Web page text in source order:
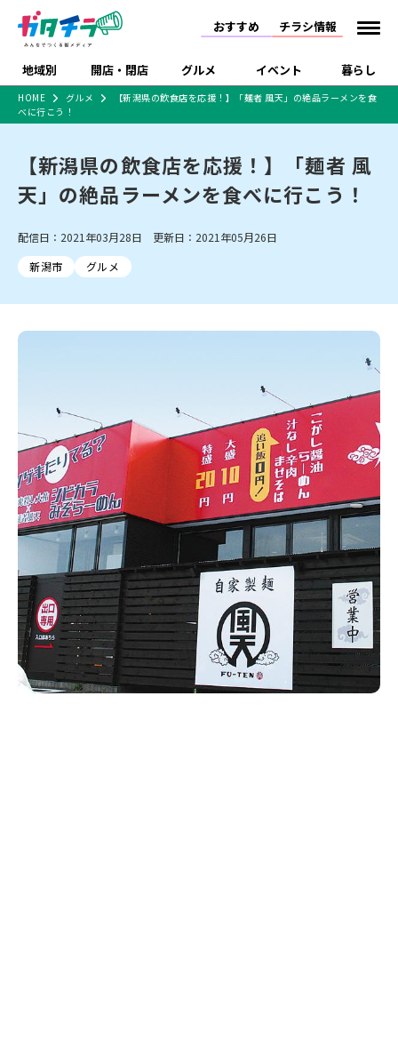
おすすめ チラシ情報
地域別 開店・閉店 グルメ イベント 暮らし
新潟市 下越
中越 上越
佐渡
新潟市南区
新潟市江南区
新潟市西蒲区
村上・関川
新発田・聖籠
胎内・粟島
三条・加茂・田上
五泉・阿賀野・阿賀
燕・弥彦
長岡・見附
小千谷・十日町・津南
魚沼・南魚沼・湯沢
柏崎・刈羽・出雲崎
上越・妙高・糸魚川
開店 閉店
リニューアル・移転 休業 開店まとめ
新潟市・開店
新潟市・閉店
ラーメン・開店
ラーメン・閉店
ラーメン 現地レポート
和食 洋食
スイーツ ランチ
カフェ
パン・ベーカリー
タレカツ・豚カツ
デカ盛り・大盛り
旨辛・激辛
定食・町定食 海鮮・鮨
そば・うどん
日本酒・新潟清酒
ワイン・クラフトビール
ケーキ・パフェ
ビアガーデン・暑気払い
忘新年会・歓送迎会
体験・販売 祭り・伝統行事
趣味・展示会 ライブ・コンサート
スポーツ
にいがた酒の陣・新潟
住宅展示場
アルビレックス
施設・ショップ
住宅メーカー・工務
店
食品メーカー・県産
品
習い事・塾 アパレル・雑貨
フィットネス・ジム
観光スポット
温泉・入浴 ホテル 旅館
水族館
ビルボードプレイスBP
新潟伊勢丹
ピア万代
リバーサイド千秋
パティオPATIO
特売セール インタビュー
特集・まとめ記事
セツコママ ランキング
食品スーパー・コンビ
ショッピングモール・
大型施設
ドラッグストア・ホーム
センター
ファッション
イベント
官公庁・自治体
新潟市 チラシ
長岡・見附 チラシ
上越・妙高・糸魚川 チラシ
注目 チラシ
週末セール
火曜セール
オープン・リニューアルセール
周年祭・感謝祭セール
年末・初売りセール
HOME グルメ
【新潟県の飲食店を応援！】「麺者 風天」の絶品ラーメンを食
べに行こう！
【新潟県の飲食店を応援！】「麺者 風
天」の絶品ラーメンを食べに行こう！
配信日：2021年03月28日 更新日：2021年05月26日
新潟市
グルメ